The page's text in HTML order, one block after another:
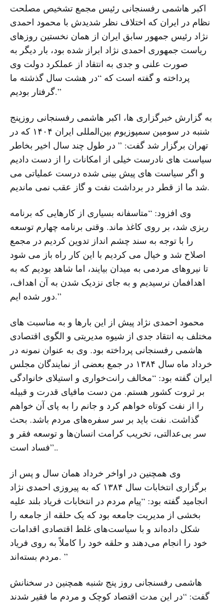
اکبر هاشمی رفسنجانی رئیس مجمع تشخیص مصلحت
نظام در ایران که اختلاف نظر شدیدش با محمود احمدی
نژاد رئیس جمهور سابق ایران از همان نخستین روزهای
ریاست جمهوری احمدی نژاد ابراز شده بود، بار دیگر به
صورت علنی و جدی به انتقاد از عملکرد دولت وی
پرداخته و گفته است که “در هشت سال گذشته ما
گرفتار بودیم.”
به گزارش خبرگزاری ها، اکبر هاشمی رفسنجانی روزپنج
شنبه در سومین سمپوزیوم بین‌المللی ایران ۱۴۰۴ که در
تهران برگزار شد گفت: ” در طول چند سال اخیر بخاطر
سیاست های نادرست خیلی از امکانات را از دست دادیم
و اگر سیاست های پیش بینی شده درست عملیاتی می
شد ما از قطر در برداشت نفت و گاز عقب نمی ماندیم.
وی افزود: “متاسفانه بسیاری از کارهایی که برنامه
ریزی شد، بر روی کاغذ ماند. وقتی برنامه چهارم توسعه
را با توجه به سند چشم انداز تدوین کردیم در مجمع
اصلاح شد و خیال می کردیم با این کار راه باز می شود
تا نیروهای مردمی به میدان بیایند، اما شاهد بودیم که به
اهدافمان نرسیدیم و به جای نزدیک شدن به آن اهداف،
دور شده ایم.”
محمود احمدی نژاد پیش از این بارها و به مناسبت های
مختلف به انتقاد جدی از شیوه مدیریتی و الگوی اقتصادی
هاشمی رفسنجانی پرداخته بود. وی به عنوان نمونه در
خرداد ماه سال ۱۳۸۴ در جمع بعضی از نمایندگان مجلس
ایران گفته بود: “مخالف رانت‌خواری و استیلا‌ی خانوادگی
بر ثروت کشور هستم. من دست مافیای قدرت و قبیله
را از نفت کوتاه خواهم کرد و جانم را به پای آن خواهم
گذاشت. نفت باید بر سر سفره‌های مردم باشد. بحث
سر بی‌عدالتی، تخریب کرامت انسان‌ها و توسعه فقر و
فساد است”..
وی همچنین در اواخر خرداد همان سال و پس از
برگزاری انتخابات سال ۱۳۸۴ که به پیروزی احمدی نژاد
انجامید گفته بود: “پیام مردم در انتخابات فریاد بلند علیه
بخشی از مدیریت جامعه بود که یک حلقه از جامعه را
شکل داده‌اند و با سیاست‌های غلط اقتصادی اقدامات
خود را انجام می‌دهند و حلقه خود را کاملاً به روی فریاد
مردم بسته‌اند. ”
هاشمی رفسنجانی روز پنج شنبه همچنین در سخنانش
گفت: “در این مدت اقتصاد کوچک و مردم ما فقیر شدند